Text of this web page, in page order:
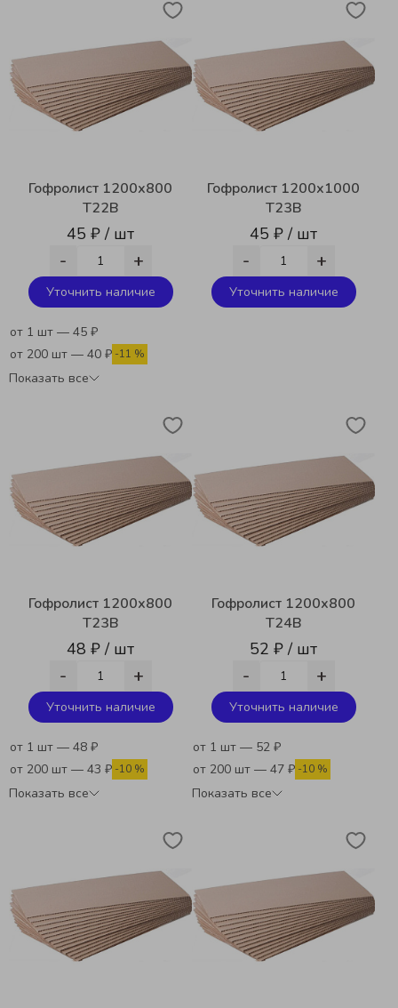
Гофролист 1200х800
T22B
45 ₽ / шт
- +
Уточнить наличие
от 1 шт — 45 ₽
от 200 шт — 40 ₽ -11 %
Показать все
Гофролист 1200х1000
Т23В
45 ₽ / шт
- +
Уточнить наличие
Гофролист 1200х800
T23B
48 ₽ / шт
- +
Уточнить наличие
от 1 шт — 48 ₽
от 200 шт — 43 ₽ -10 %
Показать все
Гофролист 1200х800
T24B
52 ₽ / шт
- +
Уточнить наличие
от 1 шт — 52 ₽
от 200 шт — 47 ₽ -10 %
Показать все